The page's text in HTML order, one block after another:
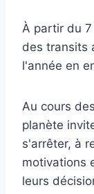
À partir du
des transits
l'année en
Au cours
planète
s'arrêter, à
motivations
leurs